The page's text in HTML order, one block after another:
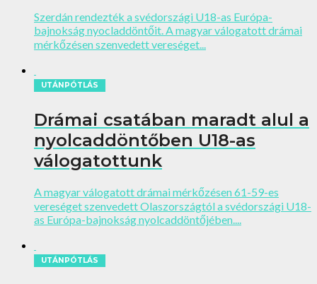
Szerdán rendezték a svédországi U18-as Európa-
bajnokság nyocladdöntőit. A magyar válogatott drámai
mérkőzésen szenvedett vereséget...
UTÁNPÓTLÁS
Drámai csatában maradt alul a
nyolcaddöntőben U18-as
válogatottunk
A magyar válogatott drámai mérkőzésen 61-59-es
vereséget szenvedett Olaszországtól a svédországi U18-
as Európa-bajnokság nyolcaddöntőjében....
UTÁNPÓTLÁS